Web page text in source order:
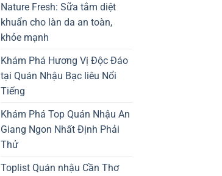
Nature Fresh: Sữa tắm diệt
khuẩn cho làn da an toàn,
khỏe mạnh
Khám Phá Hương Vị Độc Đáo
tại Quán Nhậu Bạc liêu Nổi
Tiếng
Khám Phá Top Quán Nhậu An
Giang Ngon Nhất Định Phải
Thử
Toplist Quán nhậu Cần Thơ